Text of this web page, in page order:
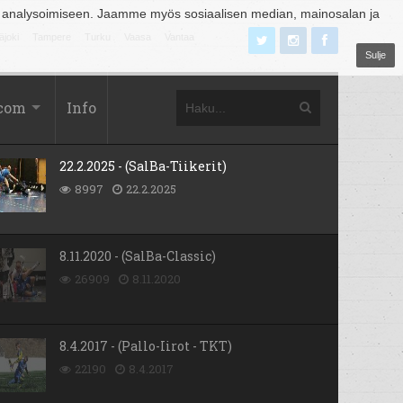
Jaamme myös sosiaalisen median, mainosalan ja
Sulje
Info
22.2.2025 - (SalBa-Tiikerit)
8997 22.2.2025
8.11.2020 - (SalBa-Classic)
26909 8.11.2020
8.4.2017 - (Pallo-Iirot - TKT)
22190 8.4.2017